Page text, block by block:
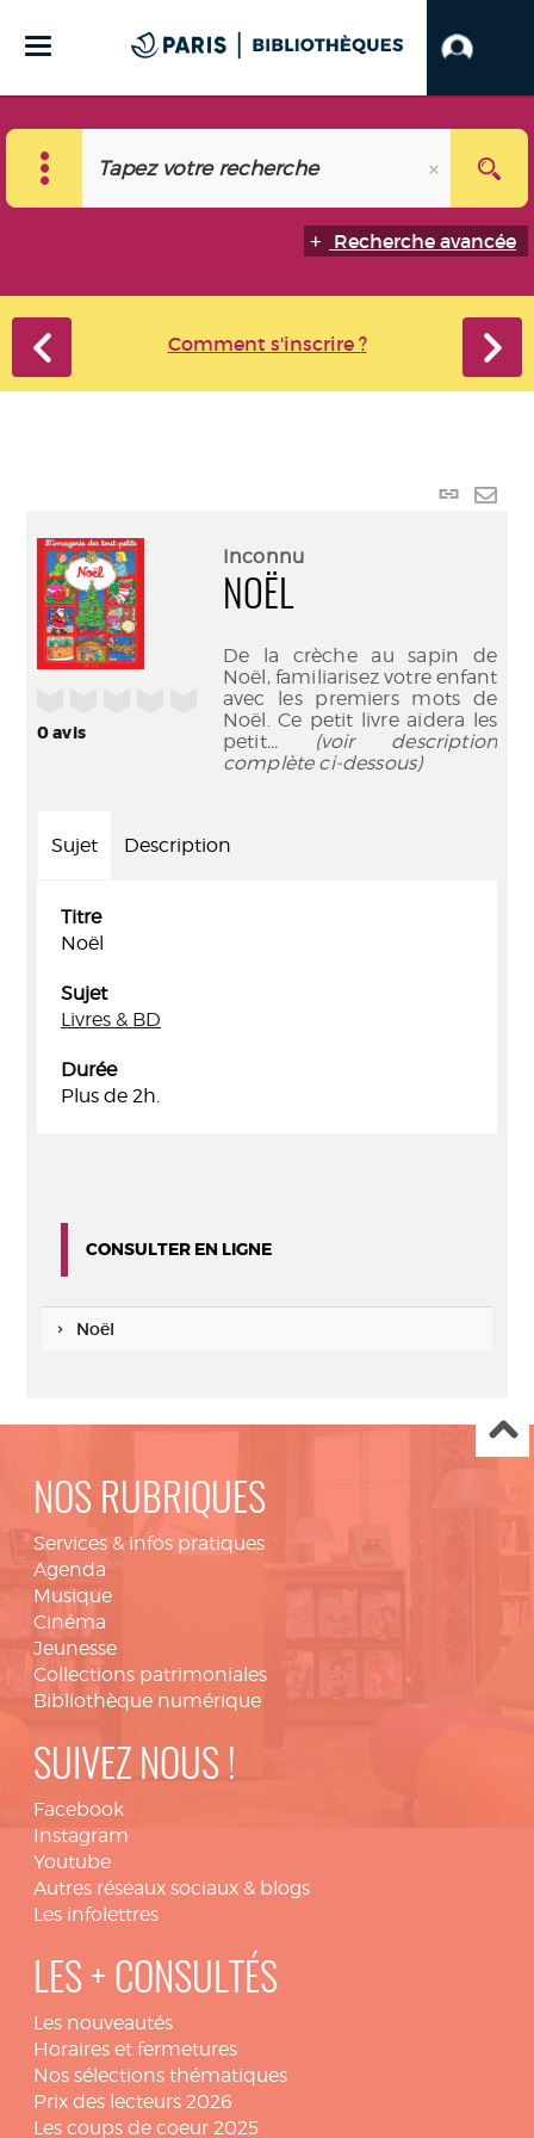
Recherche avancée
Comment s'inscrire ?
Lien
0avis
Inconnu
NOËL
De la crèche au sapin de
Noël, familiarisez votre enfant
avec les premiers mots de
Noël. Ce petit livre aidera les
petit... (voir description
complète ci-dessous)
Sujet Description
Titre
Noël
Sujet
Livres & BD
Durée
Plus de 2h.
CONSULTER EN LIGNE
Noël
NOS RUBRIQUES
Services & infos pratiques
Agenda
Musique
Cinéma
Jeunesse
Collections patrimoniales
Bibliothèque numérique
SUIVEZ NOUS !
Facebook
Instagram
Youtube
Autres réseaux sociaux & blogs
Les infolettres
LES + CONSULTÉS
Les nouveautés
Horaires et fermetures
Nos sélections thématiques
Prix des lecteurs 2026
Les coups de coeur 2025